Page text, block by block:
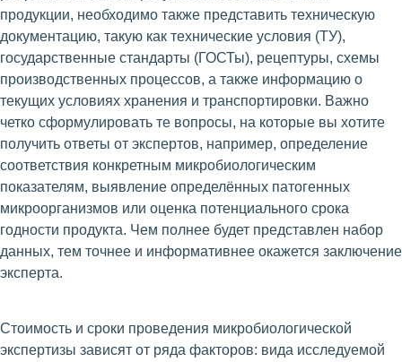
продукции, необходимо также представить техническую
документацию, такую как технические условия (ТУ),
государственные стандарты (ГОСТы), рецептуры, схемы
производственных процессов, а также информацию о
текущих условиях хранения и транспортировки. Важно
четко сформулировать те вопросы, на которые вы хотите
получить ответы от экспертов, например, определение
соответствия конкретным микробиологическим
показателям, выявление определённых патогенных
микроорганизмов или оценка потенциального срока
годности продукта. Чем полнее будет представлен набор
данных, тем точнее и информативнее окажется заключение
эксперта.
Стоимость и сроки проведения микробиологической
экспертизы зависят от ряда факторов: вида исследуемой